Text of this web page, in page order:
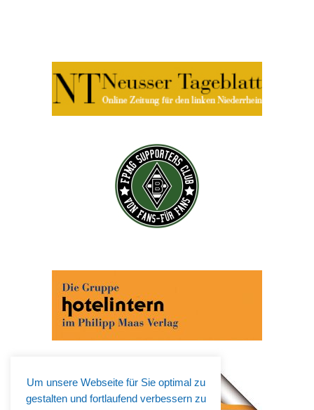
Um unsere Webseite für Sie optimal zu
gestalten und fortlaufend verbessern zu